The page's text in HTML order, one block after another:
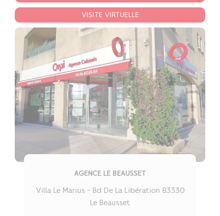
VISITE VIRTUELLE
AGENCE LE BEAUSSET
Villa Le Marius - Bd De La Libération 83330
Le Beausset